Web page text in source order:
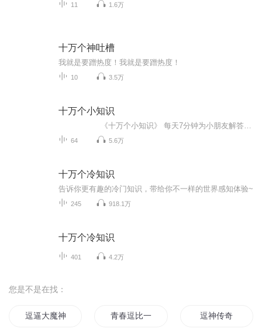
11 1.6万
十万个神吐槽
我就是要蹭热度！我就是要蹭热度！
10 3.5万
十万个小知识
64 5.6万
十万个冷知识
告诉你更有趣的冷门知识，带给你不一样的世界感知体验~
245 918.1万
十万个冷知识
401 4.2万
您是不是在找：
逗逼大魔神 青春逗比一家子 逗神传奇